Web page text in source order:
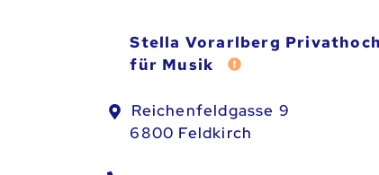
Stella Vorarlberg
für Musik
Fehler melden
Reichenfeldgasse 9
6800 Feldkirch